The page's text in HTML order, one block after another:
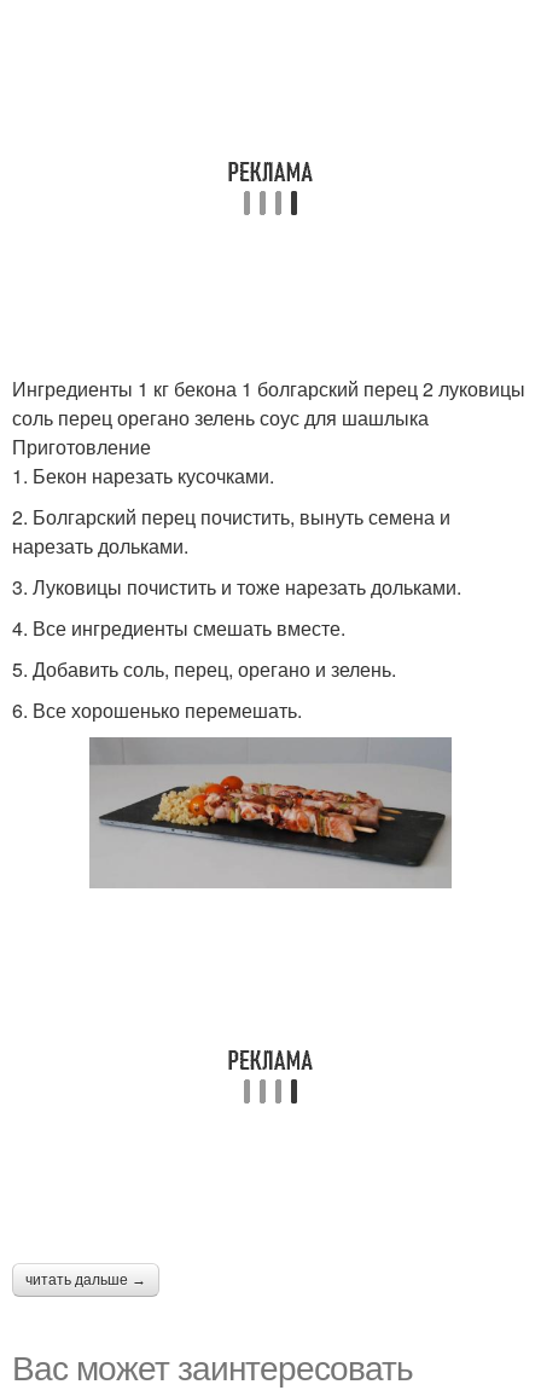
Ингредиенты 1 кг бекона 1 болгарский перец 2 луковицы
соль перец орегано зелень соус для шашлыка
Приготовление
1. Бекон нарезать кусочками.
2. Болгарский перец почистить, вынуть семена и
нарезать дольками.
3. Луковицы почистить и тоже нарезать дольками.
4. Все ингредиенты смешать вместе.
5. Добавить соль, перец, орегано и зелень.
6. Все хорошенько перемешать.
читать дальше →
Вас может заинтересовать